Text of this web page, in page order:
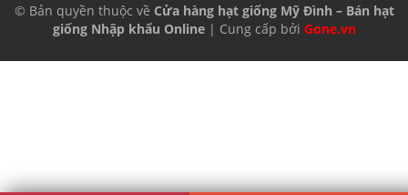
© Bản quyền thuộc về Cửa hàng hạt giống Mỹ Đình – Bán hạt
giống Nhập khẩu Online| Cung cấp bởi Gone.vn